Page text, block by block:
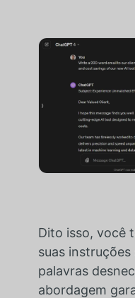
Dito isso, você
suas
palavras
abordagem